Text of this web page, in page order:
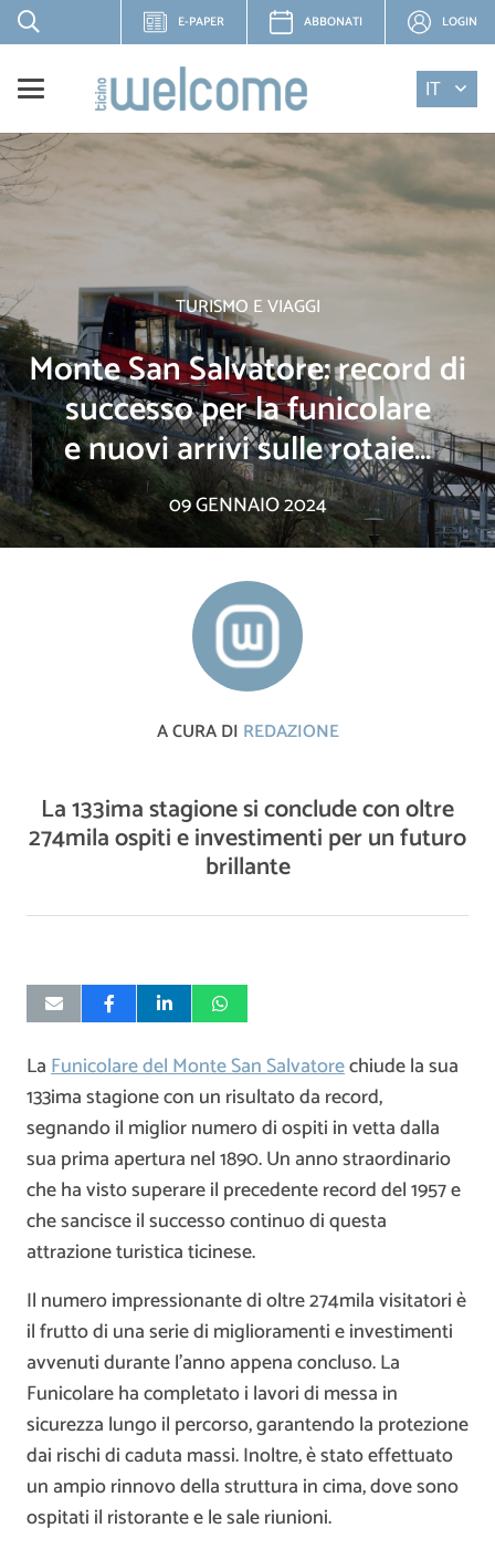
E-PAPER ABBONATI LOGIN
IT
TURISMO E VIAGGI
Monte San Salvatore: record di
successo per la funicolare
e nuovi arrivi sulle rotaie…
09 GENNAIO 2024
A CURA DI REDAZIONE
La 133ima stagione si conclude con oltre
274mila ospiti e investimenti per un futuro
brillante
LaFunicolare del Monte San Salvatorechiude la sua
133ima stagione con un risultato da record,
segnando il miglior numero di ospiti in vetta dalla
sua prima apertura nel 1890. Un anno straordinario
che ha visto superare il precedente record del 1957 e
che sancisce il successo continuo di questa
attrazione turistica ticinese.
Il numero impressionante di oltre 274mila visitatori è
il frutto di una serie di miglioramenti e investimenti
avvenuti durante l’anno appena concluso. La
Funicolare ha completato i lavori di messa in
sicurezza lungo il percorso, garantendo la protezione
dai rischi di caduta massi. Inoltre, è stato effettuato
un ampio rinnovo della struttura in cima, dove sono
ospitati il ristorante e le sale riunioni.